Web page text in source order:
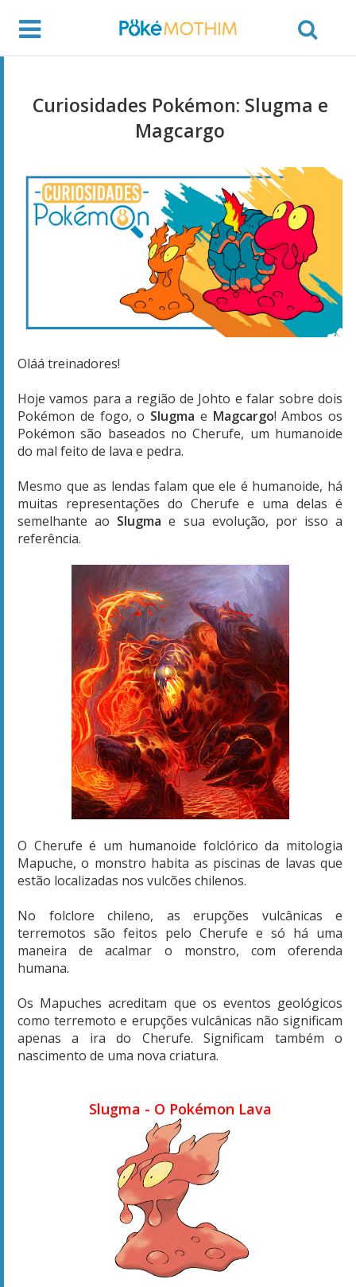
Curiosidades Pokémon: Slugma e
Magcargo
Oláá treinadores!
Hoje vamos para a região de Johto e falar sobre dois
Pokémon de fogo, o Slugma e Magcargo! Ambos os
Pokémon são baseados no Cherufe, um humanoide
do mal feito de lava e pedra.
Mesmo que as lendas falam que ele é humanoide, há
muitas representações do Cherufe e uma delas é
semelhante ao Slugma e sua evolução, por isso a
referência.
O Cherufe é um humanoide folclórico da mitologia
Mapuche, o monstro habita as piscinas de lavas que
estão localizadas nos vulcões chilenos.
No folclore chileno, as erupções vulcânicas e
terremotos são feitos pelo Cherufe e só há uma
maneira de acalmar o monstro, com oferenda
humana.
Os Mapuches acreditam que os eventos geológicos
como terremoto e erupções vulcânicas não significam
apenas a ira do Cherufe. Significam também o
nascimento de uma nova criatura.
Slugma - O Pokémon Lava